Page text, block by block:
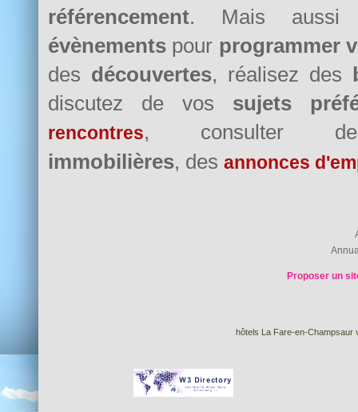
référencement. Mais
évènements pour programmer
des découvertes, réalisez des
discutez de vos sujets
rencontres, consulter
immobilières, des annonces
Proposer un
hôtels La Fare-en-Champsaur